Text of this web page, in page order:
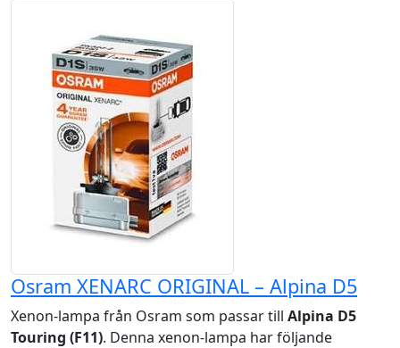
Osram XENARC ORIGINAL – Alpina D5
Xenon-lampa från Osram som passar till Alpina D5
Touring (F11). Denna xenon-lampa har följande